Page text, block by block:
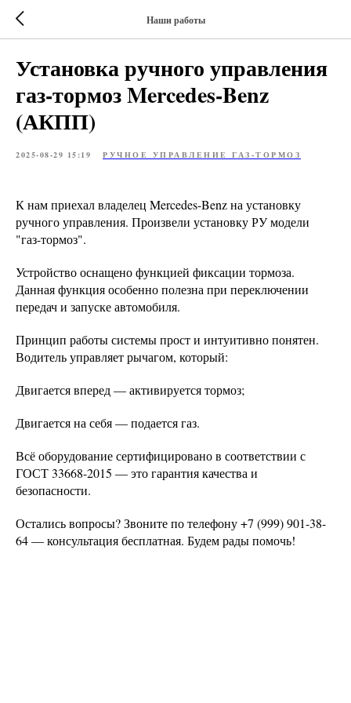
Наши работы
Установка ручного управления
газ-тормоз Mercedes-Benz
(АКПП)
2025-08-29 15:19 РУЧНОЕ УПРАВЛЕНИЕ ГАЗ-ТОРМОЗ
К нам приехал владелец Mercedes-Benz на установку
ручного управления. Произвели установку РУ модели
"газ-тормоз".
Устройство оснащено функцией фиксации тормоза.
Данная функция особенно полезна при переключении
передач и запуске автомобиля.
Принцип работы системы прост и интуитивно понятен.
Водитель управляет рычагом, который:
Двигается вперед — активируется тормоз;
Двигается на себя — подается газ.
Всё оборудование сертифицировано в соответствии с
ГОСТ 33668-2015 — это гарантия качества и
безопасности.
Остались вопросы? Звоните по телефону +7 (999) 901-38-
64 — консультация бесплатная. Будем рады помочь!